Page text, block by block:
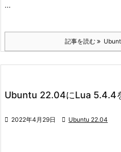
...
記事を読む
Ubuntu 22.04にLua 5.4.4
 2022年4月29日  Ubuntu 22.04